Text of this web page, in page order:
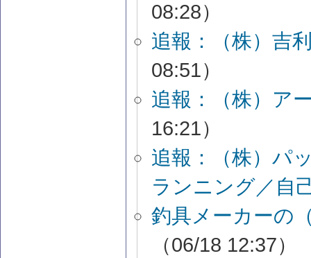
08:28）
追報：（株）吉
08:51）
追報：（株）ア
16:21）
追報：（株）パ
ランニング／自
釣具メーカーの
（06/18 12:37）